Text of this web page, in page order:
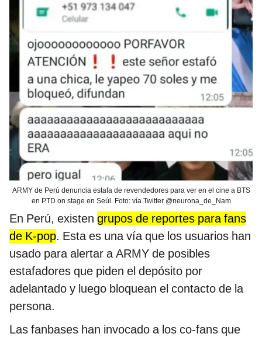
ARMY de Perú denuncia estafa de revendedores para ver en el cine a BTS
en PTD on stage en Seúl. Foto: vía Twitter @neurona_de_Nam
En Perú, existen grupos de reportes para fans
de K-pop. Esta es una vía que los usuarios han
usado para alertar a ARMY de posibles
estafadores que piden el depósito por
adelantado y luego bloquean el contacto de la
persona.
Las fanbases han invocado a los co-fans que